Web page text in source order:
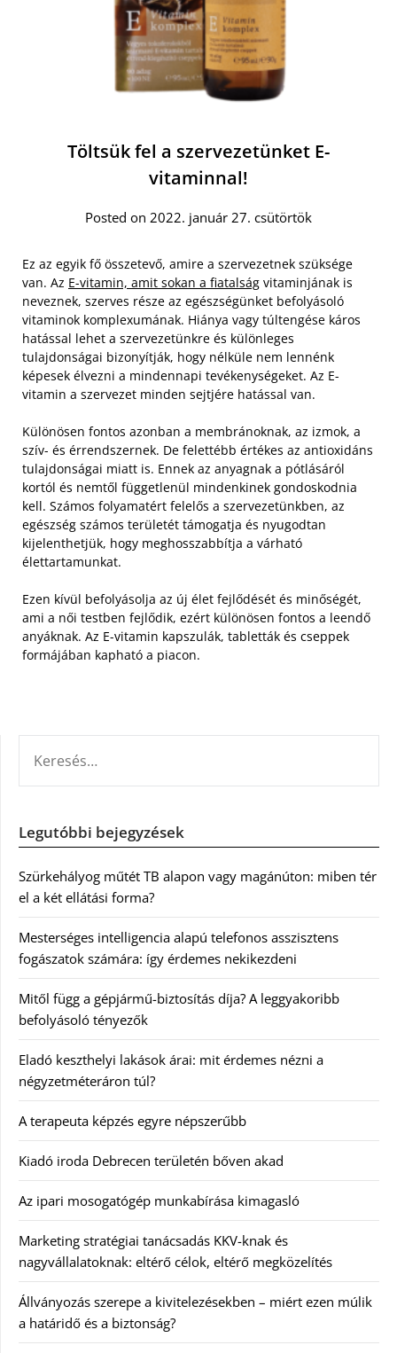
Töltsük fel a szervezetünket E-
vitaminnal!
Posted on 2022. január 27. csütörtök
Ez az egyik fő összetevő, amire a szervezetnek szüksége
van. Az E-vitamin, amit sokan a fiatalság vitaminjának is
neveznek, szerves része az egészségünket befolyásoló
vitaminok komplexumának. Hiánya vagy túltengése káros
hatással lehet a szervezetünkre és különleges
tulajdonságai bizonyítják, hogy nélküle nem lennénk
képesek élvezni a mindennapi tevékenységeket. Az E-
vitamin a szervezet minden sejtjére hatással van.
Különösen fontos azonban a membránoknak, az izmok, a
szív- és érrendszernek. De felettébb értékes az antioxidáns
tulajdonságai miatt is. Ennek az anyagnak a pótlásáról
kortól és nemtől függetlenül mindenkinek gondoskodnia
kell. Számos folyamatért felelős a szervezetünkben, az
egészség számos területét támogatja és nyugodtan
kijelenthetjük, hogy meghosszabbítja a várható
élettartamunkat.
Ezen kívül befolyásolja az új élet fejlődését és minőségét,
ami a női testben fejlődik, ezért különösen fontos a leendő
anyáknak. Az E-vitamin kapszulák, tabletták és cseppek
formájában kapható a piacon.
Legutóbbi bejegyzések
Szürkehályog műtét TB alapon vagy magánúton: miben tér
el a két ellátási forma?
Mesterséges intelligencia alapú telefonos asszisztens
fogászatok számára: így érdemes nekikezdeni
Mitől függ a gépjármű-biztosítás díja? A leggyakoribb
befolyásoló tényezők
Eladó keszthelyi lakások árai: mit érdemes nézni a
négyzetméteráron túl?
A terapeuta képzés egyre népszerűbb
Kiadó iroda Debrecen területén bőven akad
Az ipari mosogatógép munkabírása kimagasló
Marketing stratégiai tanácsadás KKV-knak és
nagyvállalatoknak: eltérő célok, eltérő megközelítés
Állványozás szerepe a kivitelezésekben – miért ezen múlik
a határidő és a biztonság?